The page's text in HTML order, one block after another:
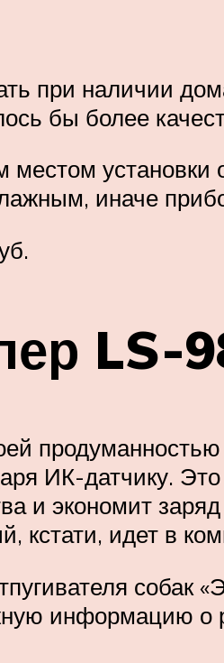
при наличии
бы более
установки
иначе
LS-
ИК-датчику.
и экономит
кстати, идет в
собак
информацию о